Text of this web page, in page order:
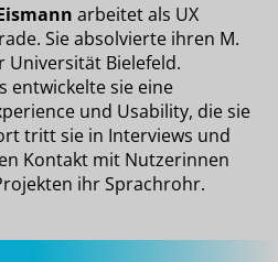
arbeitet als UX
Sie absolvierte ihren M.
Universität Bielefeld.
entwickelte sie eine
und Usability, die sie
tritt sie in Interviews und
Kontakt mit Nutzerinnen
ihr Sprachrohr.